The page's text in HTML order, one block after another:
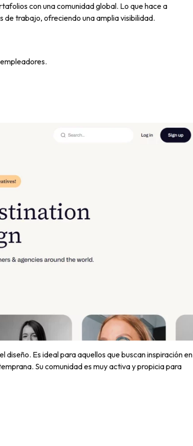
con una comunidad global. Lo que hace a
trabajo, ofreciendo una amplia visibilidad.
Es ideal para aquellos que buscan inspiración en
Su comunidad es muy activa y propicia para